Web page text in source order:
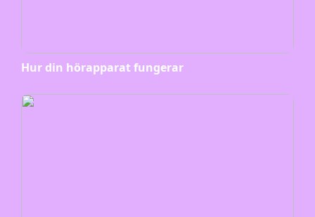
Hur din hörapparat fungerar